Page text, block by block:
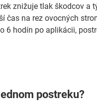
znižuje tlak škodcov a
čas na rez ovocných
6 hodín po aplikácii,
postreku?